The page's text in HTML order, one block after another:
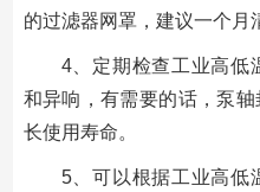
的过滤器网罩，建议一个月
4、定期检查工业高低
和异响，有需要的话，泵
长使用寿命。
5、可以根据工业高低